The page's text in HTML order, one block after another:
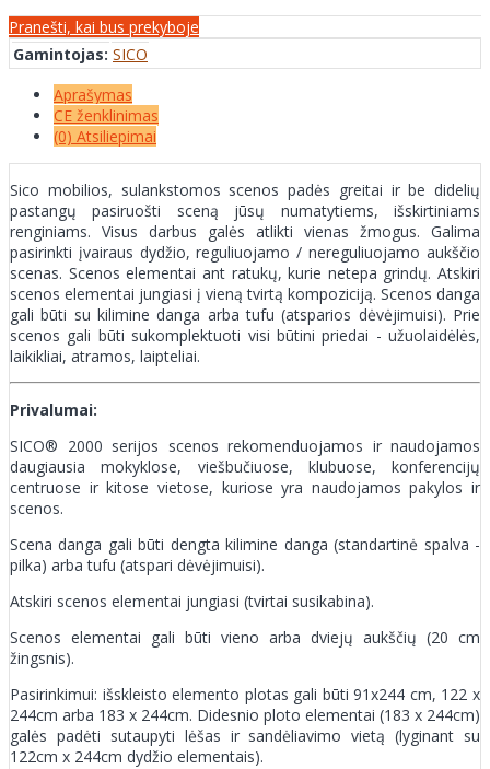
Pranešti, kai bus prekyboje
Gamintojas: SICO
Aprašymas
CE ženklinimas
(0) Atsiliepimai
Sico mobilios, sulankstomos scenos padės greitai ir be didelių
pastangų pasiruošti sceną jūsų numatytiems, išskirtiniams
renginiams. Visus darbus galės atlikti vienas žmogus. Galima
pasirinkti įvairaus dydžio, reguliuojamo / nereguliuojamo aukščio
scenas. Scenos elementai ant ratukų, kurie netepa grindų. Atskiri
scenos elementai jungiasi į vieną tvirtą kompoziciją. Scenos danga
gali būti su kilimine danga arba tufu (atsparios dėvėjimuisi). Prie
scenos gali būti sukomplektuoti visi būtini priedai - užuolaidėlės,
laikikliai, atramos, laipteliai.
Privalumai:
SICO® 2000 serijos scenos rekomenduojamos ir naudojamos
daugiausia mokyklose, viešbučiuose, klubuose, konferencijų
centruose ir kitose vietose, kuriose yra naudojamos pakylos ir
scenos.
Scena danga gali būti dengta kilimine danga (standartinė spalva -
pilka) arba tufu (atspari dėvėjimuisi).
Atskiri scenos elementai jungiasi (tvirtai susikabina).
Scenos elementai gali būti vieno arba dviejų aukščių (20 cm
žingsnis).
Pasirinkimui: išskleisto elemento plotas gali būti 91x244 cm, 122 x
244cm arba 183 x 244cm. Didesnio ploto elementai (183 x 244cm)
galės padėti sutaupyti lėšas ir sandėliavimo vietą (lyginant su
122cm x 244cm dydžio elementais).